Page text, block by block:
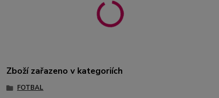
Zboží zařazeno v kategoriích
FOTBAL